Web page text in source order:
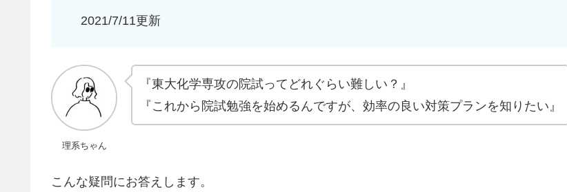
2021/7/11更新
理系ちゃん
『東大化学専攻の院試ってどれぐらい難しい？』
『これから院試勉強を始めるんですが、効率の良い対策プランを知りたい』
こんな疑問にお答えします。